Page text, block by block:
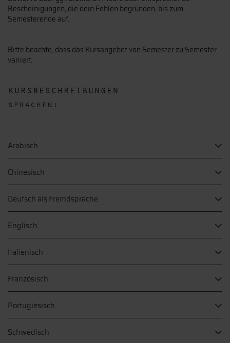
Bescheinigungen, die dein Fehlen begründen, bis zum
Semesterende auf.
Bitte beachte, dass das Kursangebot von Semester zu Semester
variiert.
kursbeschreibungen
sprachen:
Arabisch
Chinesisch
Deutsch als Fremdsprache
Englisch
Italienisch
Französisch
Portugiesisch
Schwedisch